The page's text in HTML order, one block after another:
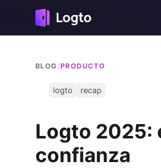
BLOG /PRODUCTO
logto recap
Logto 2025:
confianza